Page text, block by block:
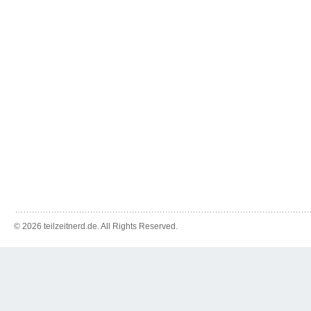
© 2026 teilzeitnerd.de. All Rights Reserved.